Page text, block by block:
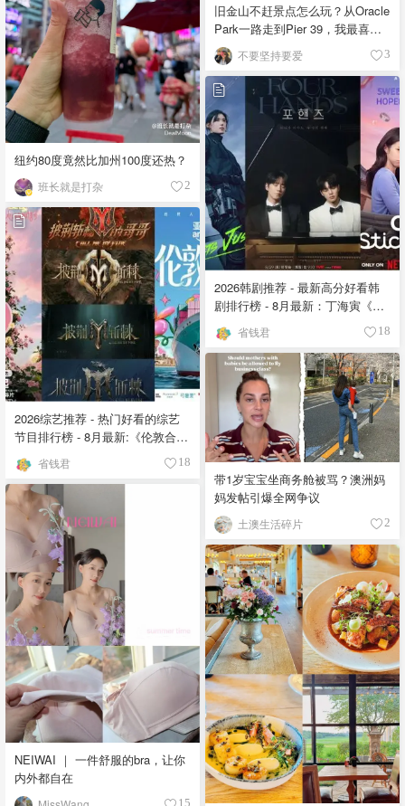
旧金山不赶景点怎么玩？从Oracle
Park一路走到Pier 39，我最喜欢
的一天不要坚持要爱 3
纽约80度竟然比加州100度还热？
班长就是打杂 2
2026韩剧推荐 - 最新高分好看韩
剧排行榜 - 8月最新：丁海寅《我
的荒糖恋爱 》上线❣️
省钱君 18
2026综艺推荐 - 热门好看的综艺
节目排行榜 - 8月最新:《​​伦敦合伙
人》回归啦
省钱君 18
带1岁宝宝坐商务舱被骂？澳洲妈
妈发帖引爆全网争议
土澳生活碎片 2
NEIWAI ｜ 一件舒服的bra，让你
内外都自在
15